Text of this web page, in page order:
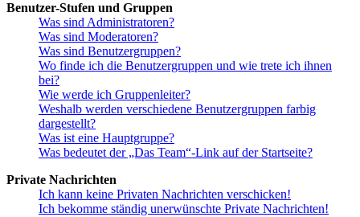
Benutzer-Stufen und Gruppen
Was sind Administratoren?
Was sind Moderatoren?
Was sind Benutzergruppen?
Wo finde ich die Benutzergruppen und wie trete ich ihnen
bei?
Wie werde ich Gruppenleiter?
Weshalb werden verschiedene Benutzergruppen farbig
dargestellt?
Was ist eine Hauptgruppe?
Was bedeutet der „Das Team“-Link auf der Startseite?
Private Nachrichten
Ich kann keine Privaten Nachrichten verschicken!
Ich bekomme ständig unerwünschte Private Nachrichten!